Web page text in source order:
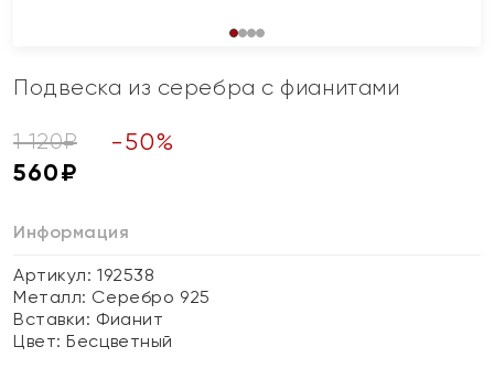
Подвеска из серебра с фианитами
1 120₽ -50%
560₽
Информация
Артикул: 192538
Металл: Серебро 925
Вставки: Фианит
Цвет:Бесцветный